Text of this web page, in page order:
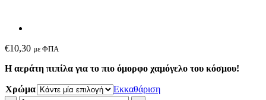
€10,30 με ΦΠΑ
Η αεράτη πιπίλα για το πιο όμορφο χαμόγελο του κόσμου!
Χρώμα
Εκκαθάριση